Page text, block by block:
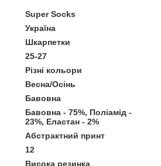
Super Socks
Україна
Шкарпетки
25-27
Різні кольори
Весна/Осінь
Бавовна
Бавовна - 75%, Поліамід -
23%, Еластан - 2%
Абстрактний принт
12
Висока резинка